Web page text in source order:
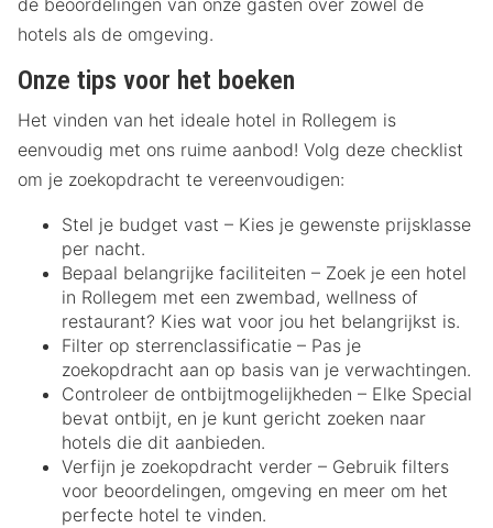
de beoordelingen van onze gasten over zowel de
hotels als de omgeving.
Onze tips voor het boeken
Het vinden van het ideale hotel in Rollegem is
eenvoudig met ons ruime aanbod! Volg deze checklist
om je zoekopdracht te vereenvoudigen:
Stel je budget vast – Kies je gewenste prijsklasse
per nacht.
Bepaal belangrijke faciliteiten – Zoek je een hotel
in Rollegem met een zwembad, wellness of
restaurant? Kies wat voor jou het belangrijkst is.
Filter op sterrenclassificatie – Pas je
zoekopdracht aan op basis van je verwachtingen.
Controleer de ontbijtmogelijkheden – Elke Special
bevat ontbijt, en je kunt gericht zoeken naar
hotels die dit aanbieden.
Verfijn je zoekopdracht verder – Gebruik filters
voor beoordelingen, omgeving en meer om het
perfecte hotel te vinden.